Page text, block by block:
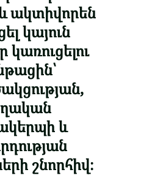
ակտիվորեն
կայուն
կառուցելու
և
շնորհիվ։